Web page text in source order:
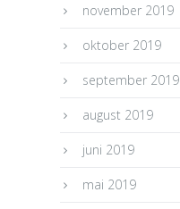
november 2019
oktober 2019
september 2019
august 2019
juni 2019
mai 2019